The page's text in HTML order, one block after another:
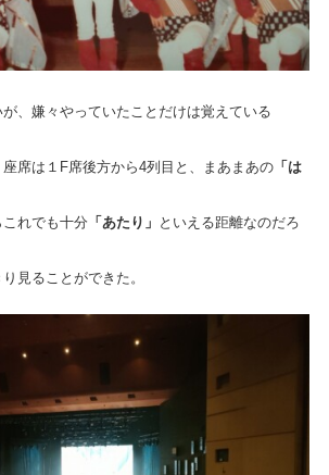
、嫌々やっていたことだけは覚えている
席は１F席後方から4列目と、まあまあの「は
れでも十分 「あたり」 といえる距離なのだろ
見ることができた。